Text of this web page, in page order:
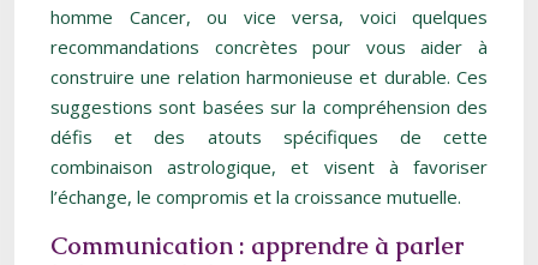
homme Cancer, ou vice versa, voici quelques
recommandations concrètes pour vous aider à
construire une relation harmonieuse et durable. Ces
suggestions sont basées sur la compréhension des
défis et des atouts spécifiques de cette
combinaison astrologique, et visent à favoriser
l’échange, le compromis et la croissance mutuelle.
Communication : apprendre à parler